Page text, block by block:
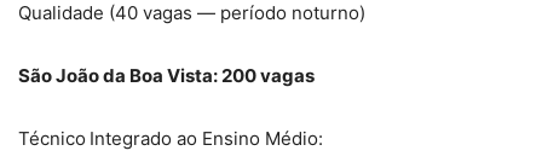
Qualidade (40 vagas — período noturno)
São João da Boa Vista: 200 vagas
Técnico Integrado ao Ensino Médio: